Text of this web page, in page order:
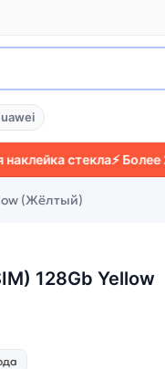
стекла⚡ Более 2000
(Жёлтый)
128Gb Yellow